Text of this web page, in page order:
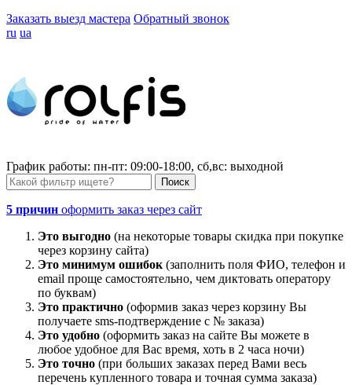
Заказать выезд мастера Обратный звонок
ru ua
График работы: пн-пт: 09:00-18:00, сб,вс: выходной
5 причин оформить заказ через сайт
Это выгодно (на некоторые товары скидка при покупке
через корзину сайта)
Это минимум ошибок (заполнить поля ФИО, телефон и
email проще самостоятельно, чем диктовать оператору
по буквам)
Это практично (оформив заказ через корзину Вы
получаете sms-подтверждение с № заказа)
Это удобно (оформить заказ на сайте Вы можете в
любое удобное для Вас время, хоть в 2 часа ночи)
Это точно (при больших заказах перед Вами весь
перечень купленного товара и точная сумма заказа)